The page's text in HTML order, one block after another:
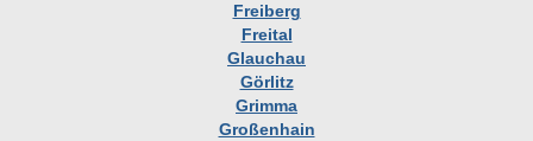
Freiberg
Freital
Glauchau
Görlitz
Grimma
Großenhain